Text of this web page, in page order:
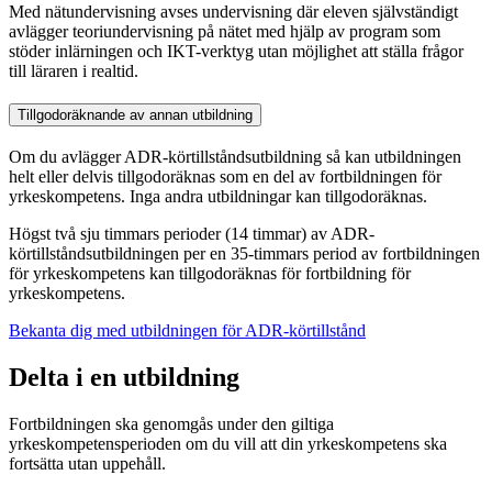
Med nätundervisning avses undervisning där eleven självständigt
avlägger teoriundervisning på nätet med hjälp av program som
stöder inlärningen och IKT-verktyg utan möjlighet att ställa frågor
till läraren i realtid.
Tillgodoräknande av annan utbildning
Om du avlägger ADR-körtillståndsutbildning så kan utbildningen
helt eller delvis tillgodoräknas som en del av fortbildningen för
yrkeskompetens. Inga andra utbildningar kan tillgodoräknas.
Högst två sju timmars perioder (14 timmar) av ADR-
körtillståndsutbildningen per en 35-timmars period av fortbildningen
för yrkeskompetens kan tillgodoräknas för fortbildning för
yrkeskompetens.
Bekanta dig med utbildningen för ADR-körtillstånd
Delta i en utbildning
Fortbildningen ska genomgås under den giltiga
yrkeskompetensperioden om du vill att din yrkeskompetens ska
fortsätta utan uppehåll.